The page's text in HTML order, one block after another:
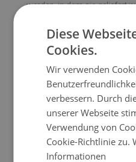
werden, in dem sie geliefert
9. Schäden, die durch
Handlungen entstehen,
gegen den Verkäufer.
Rückgabe /
Zwar werden alle unsere
Diese
Cookies.
Wir verwenden
verbessern. Durch
unserer Webseite
Verwendung von
Cookie-Richtlinie zu.
Informationen